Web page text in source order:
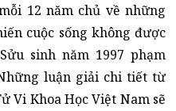
12 năm chủ về những
cuộc sống không được
sinh năm 1997 phạm
luận giải chi tiết từ
Vi Khoa Học Việt Nam sẽ